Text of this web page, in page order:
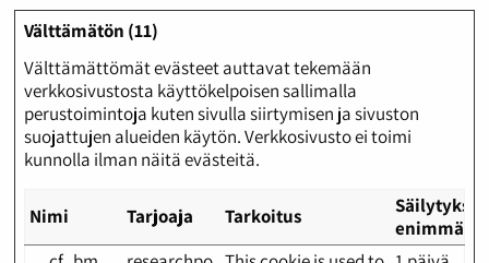
Välttämätön (11)
Välttämättömät evästeet auttavat tekemään
verkkosivustosta käyttökelpoisen sallimalla
perustoimintoja kuten sivulla siirtymisen ja sivuston
suojattujen alueiden käytön. Verkkosivusto ei toimi
kunnolla ilman näitä evästeitä.
Nimi Tarjoaja Tarkoitus
Säilytyksen